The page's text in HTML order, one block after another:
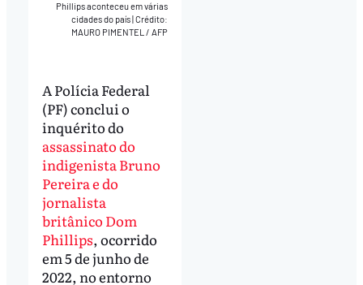
Phillips aconteceu em várias
cidades do país Crédito:
MAURO PIMENTEL / AFP
A Polícia Federal
(PF) conclui o
inquérito do
assassinato do
indigenista Bruno
Pereira e do
jornalista
britânico Dom
Phillips, ocorrido
em 5 de junho de
2022, no entorno